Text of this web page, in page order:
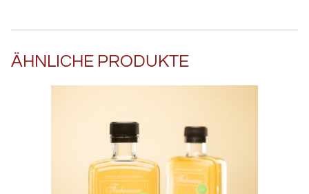
ÄHNLICHE PRODUKTE